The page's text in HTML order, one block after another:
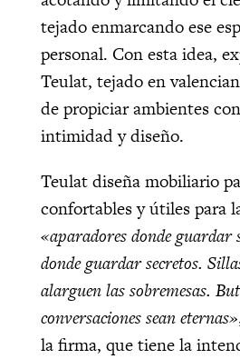
tejado enmarcando ese
personal. Con esta idea,
Teulat, tejado en
de propiciar ambientes
intimidad y diseño.
Teulat diseña mobiliario
confortables y útiles para
«aparadores donde guardar
donde guardar secretos.
alarguen las sobremesas.
conversaciones sean eternas»
la firma, que tiene la